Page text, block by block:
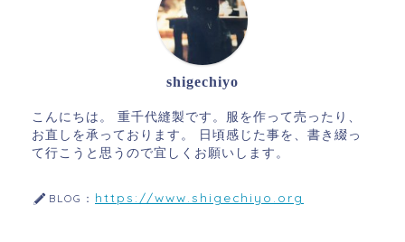
shigechiyo
こんにちは。 重千代縫製です。服を作って売ったり、
お直しを承っております。 日頃感じた事を、書き綴っ
て行こうと思うので宜しくお願いします。
BLOG： https://www.shigechiyo.org